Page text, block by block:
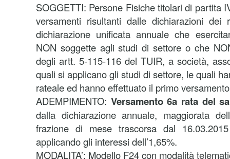
SOGGETTI: Persone Fisiche titolari di partita
versamenti risultanti dalle dichiarazioni
dichiarazione unificata annuale che
NON soggette agli studi di settore o che
degli artt. 5-115-116 del TUIR, a società,
quali si applicano gli studi di settore, le quali
rateale ed hanno effettuato il primo
ADEMPIMENTO: Versamento 6a rata del
dalla dichiarazione annuale, maggiorata
frazione di mese trascorsa dal
applicando gli interessi dell’1,65%.
MODALITA’: Modello F24 con modalità